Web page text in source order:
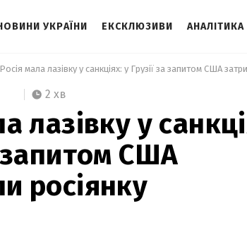
УКРАЇНИ ЕКСКЛЮЗИВИ АНАЛІТИКА
Росія мала лазівку у санкціях: у Грузії за запитом США
2 хв
лазівку у
запитом США
росіянку